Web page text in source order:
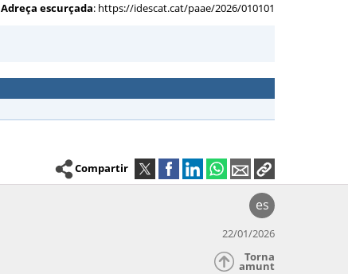
Adreça escurçada: https://idescat.cat/paae/2026/010101
Compartir
es
22/01/2026
Torna
amunt